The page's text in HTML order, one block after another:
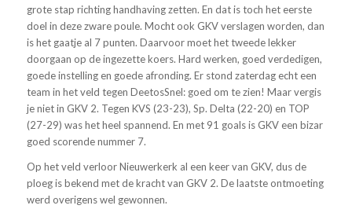
grote stap richting handhaving zetten. En dat is toch het eerste
doel in deze zware poule. Mocht ook GKV verslagen worden, dan
is het gaatje al 7 punten. Daarvoor moet het tweede lekker
doorgaan op de ingezette koers. Hard werken, goed verdedigen,
goede instelling en goede afronding. Er stond zaterdag echt een
team in het veld tegen DeetosSnel: goed om te zien! Maar vergis
je niet in GKV 2. Tegen KVS (23-23), Sp. Delta (22-20) en TOP
(27-29) was het heel spannend. En met 91 goals is GKV een bizar
goed scorende nummer 7.
Op het veld verloor Nieuwerkerk al een keer van GKV, dus de
ploeg is bekend met de kracht van GKV 2. De laatste ontmoeting
werd overigens wel gewonnen.